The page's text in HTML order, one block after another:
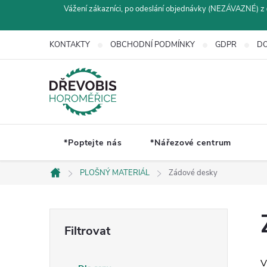
Vážení zákazníci, po odeslání objednávky (NEZÁVAZNÉ)
KONTAKTY OBCHODNÍ PODMÍNKY GDPR
*Poptejte nás *Nářezové centrum
Domů
PLOŠNÝ MATERIÁL Zádové desky